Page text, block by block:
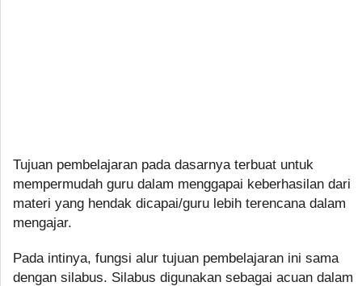
Tujuan pembelajaran pada dasarnya terbuat untuk
mempermudah guru dalam menggapai keberhasilan dari
materi yang hendak dicapai/guru lebih terencana dalam
mengajar.
Pada intinya, fungsi alur tujuan pembelajaran ini sama
dengan silabus. Silabus digunakan sebagai acuan dalam